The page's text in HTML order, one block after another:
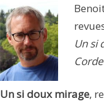
Un si
Un si doux mirage,